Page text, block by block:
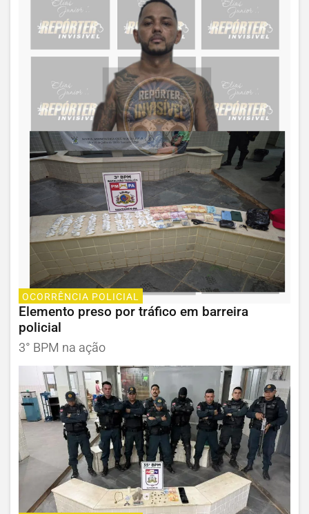
OCORRÊNCIA POLICIAL
Elemento preso por tráfico em barreira
policial
3° BPM na ação